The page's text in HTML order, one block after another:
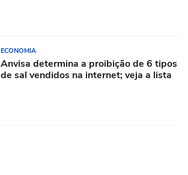
ECONOMIA
Anvisa determina a proibição de 6 tipos
de sal vendidos na internet; veja a lista